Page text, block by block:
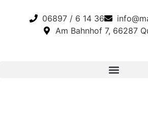
06897 / 6 14 36
Am Bahnhof 7, 66287